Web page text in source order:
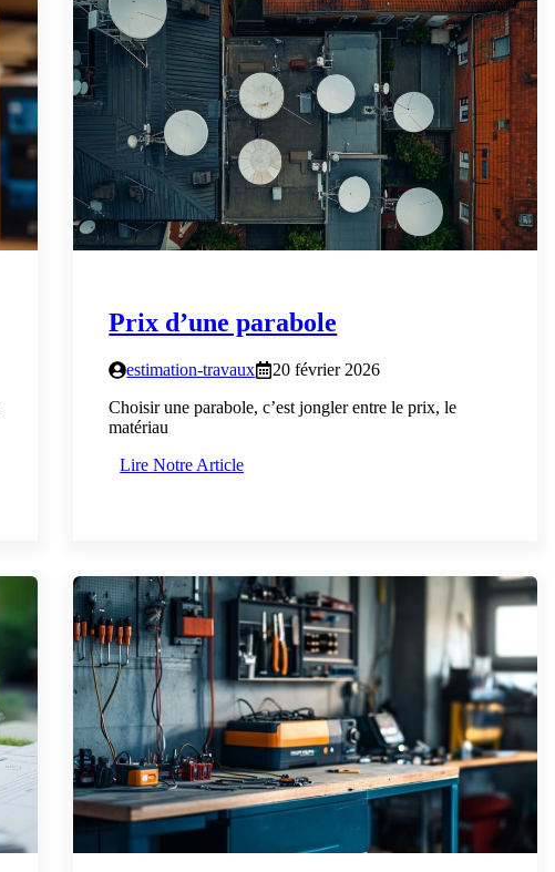
Prix d’une parabole
estimation-travaux
20 février 2026
Choisir une parabole, c’est jongler entre le prix, le
matériau
Lire Notre Article